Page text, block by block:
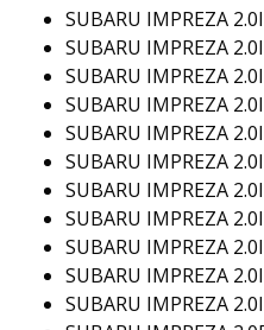
SUBARU IMPREZA
SUBARU IMPREZA
SUBARU IMPREZA
SUBARU IMPREZA
SUBARU IMPREZA
SUBARU IMPREZA
SUBARU IMPREZA
SUBARU IMPREZA
SUBARU IMPREZA
SUBARU IMPREZA
SUBARU IMPREZA